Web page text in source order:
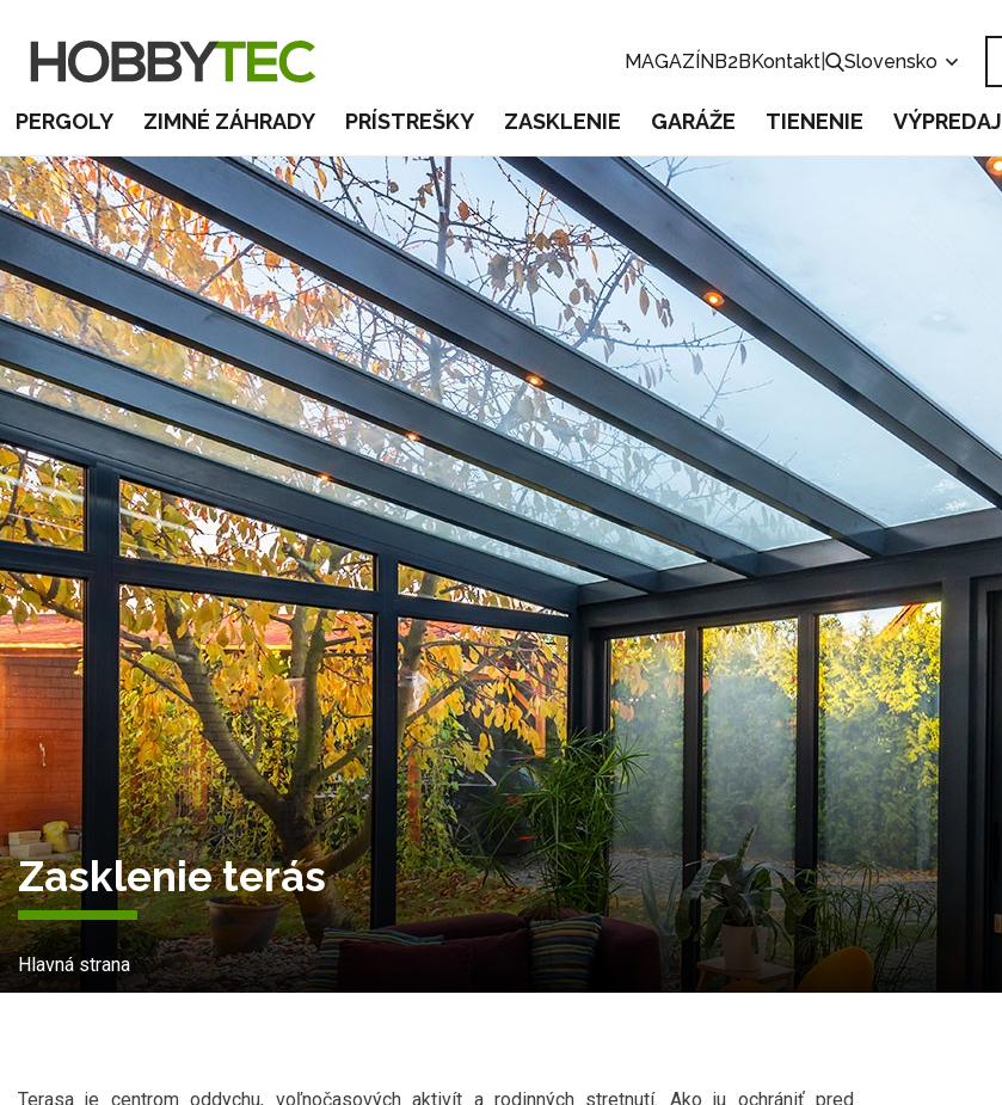
MAGAZÍNB2BKontakt Slovensko
PERGOLY ZIMNÉ ZÁHRADY PRÍSTREŠKY ZASKLENIE GARÁŽE TIENENIE VÝPREDAJ
Zasklenie terás
Hlavná strana
Terasa je centrom oddychu, voľnočasových aktivít a rodinných stretnutí. Ako ju ochrániť pred